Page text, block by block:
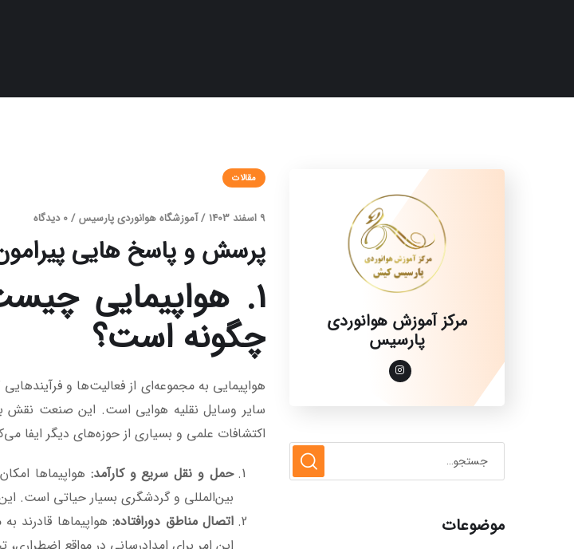
مقالات
9 اسفند 1403 /آموزشگاه هوانوردی پارسیس /0 دیدگاه
پرسش و پاسخ هایی
1. هواپیمایی
چگونه است؟
هواپیمایی به مجموعه‌ای از فعالیت‌ها و
سایر وسایل نقلیه هوایی است. این صنعت نقش
اکتشافات علمی و بسیاری از حوزه‌های دیگر ایفا
حمل و نقل سریع و کارآمد: هواپیماها
بین‌المللی و گردشگری بسیار حیاتی است.
اتصال مناطق دورافتاده:هواپیماها قادرند
مرکز آموزش هوانوردی
پارسیس
موضوعات